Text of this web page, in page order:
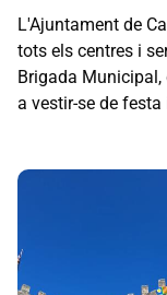
L'Ajuntament de
tots els centres i
Brigada
a vestir-se de